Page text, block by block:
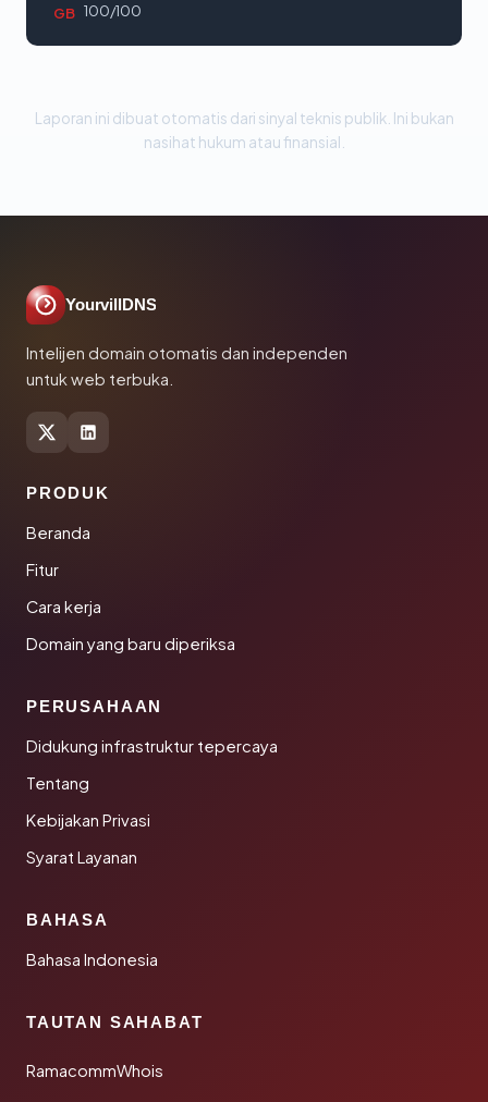
GB 100/100
Laporan ini dibuat otomatis dari sinyal teknis publik. Ini bukan
nasihat hukum atau finansial.
YourvillDNS
Intelijen domain otomatis dan independen
untuk web terbuka.
PRODUK
Beranda
Fitur
Cara kerja
Domain yang baru diperiksa
PERUSAHAAN
Didukung infrastruktur tepercaya
Tentang
Kebijakan Privasi
Syarat Layanan
BAHASA
Bahasa Indonesia
TAUTAN SAHABAT
RamacommWhois